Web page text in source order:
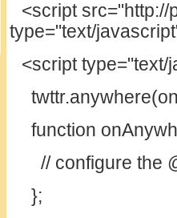
<script src="http://
type="text/
<script type="text/
function
// configure the
};